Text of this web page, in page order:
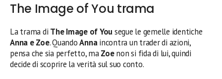
The Image of You trama
La trama di The Image of Yousegue le gemelle identiche
Anna e Zoe. QuandoAnnaincontra un trader di azioni,
pensa che sia perfetto, maZoenon si fida di lui, quindi
decide di scoprire la verità sul suo conto.